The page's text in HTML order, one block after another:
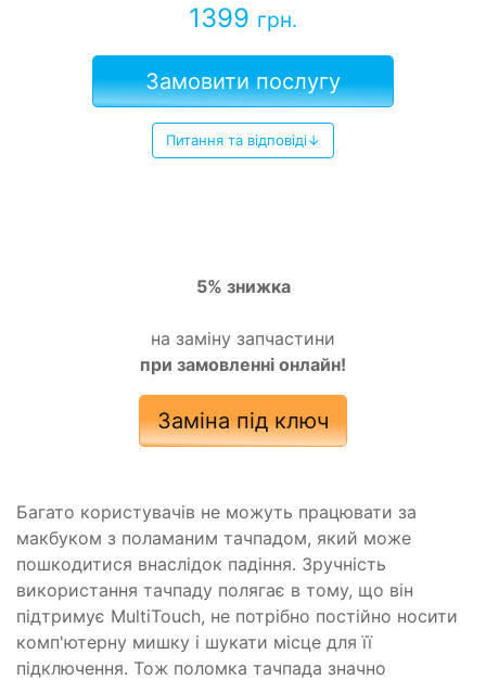
1399 грн.
Замовити послугу
Питання та відповіді↓
5% знижка
на заміну запчастини
при замовленні онлайн!
Заміна під ключ
Багато користувачів не можуть працювати за
макбуком з поламаним тачпадом, який може
пошкодитися внаслідок падіння. Зручність
використання тачпаду полягає в тому, що він
підтримує MultiTouch, не потрібно постійно носити
комп'ютерну мишку і шукати місце для її
підключення. Тож поломка тачпада значно